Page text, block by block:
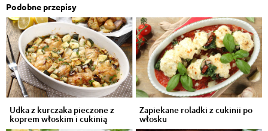
Podobne przepisy
Udka z kurczaka pieczone z
koprem włoskim i cukinią
Zapiekane roladki z cukinii po
włosku